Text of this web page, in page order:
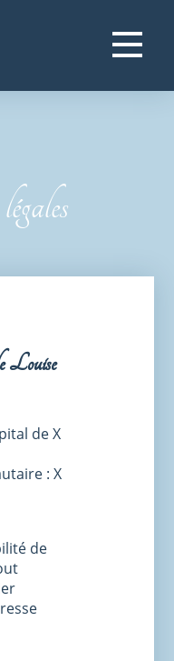
Louise
de X
: X
de